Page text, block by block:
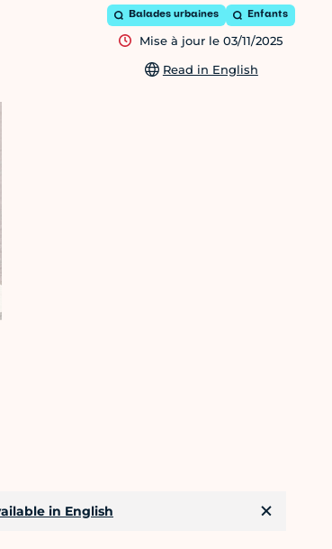
Balades urbaines Enfants
Mise à jour le 03/11/2025
Read in English
in English